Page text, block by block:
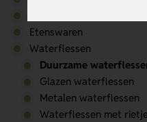
Etenswaren
Waterflessen
Duurzame
Glazen waterflessen
Metalen waterflessen
Waterflessen met